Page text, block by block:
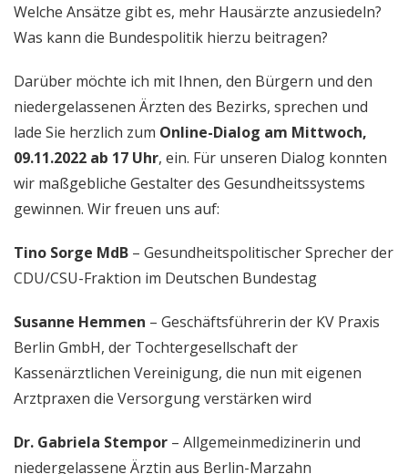
Welche Ansätze gibt es, mehr Hausärzte anzusiedeln?
Was kann die Bundespolitik hierzu beitragen?
Darüber möchte ich mit Ihnen, den Bürgern und den
niedergelassenen Ärzten des Bezirks, sprechen und
lade Sie herzlich zum Online-Dialog am Mittwoch,
09.11.2022 ab 17 Uhr, ein. Für unseren Dialog konnten
wir maßgebliche Gestalter des Gesundheitssystems
gewinnen. Wir freuen uns auf:
Tino Sorge MdB – Gesundheitspolitischer Sprecher der
CDU/CSU-Fraktion im Deutschen Bundestag
Susanne Hemmen – Geschäftsführerin der KV Praxis
Berlin GmbH, der Tochtergesellschaft der
Kassenärztlichen Vereinigung, die nun mit eigenen
Arztpraxen die Versorgung verstärken wird
Dr. Gabriela Stempor – Allgemeinmedizinerin und
niedergelassene Ärztin aus Berlin-Marzahn